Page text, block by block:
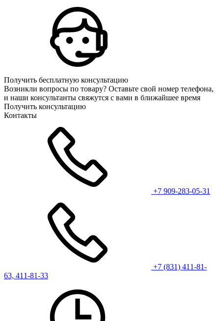
Получить бесплатную консультацию
Возникли вопросы по товару? Оставьте свой номер телефона,
и наши консультанты свяжутся с вами в ближайшее время
Получить консультацию
Контакты
+7 909-283-05-31
+7 (831) 411-81-
63, 411-81-33